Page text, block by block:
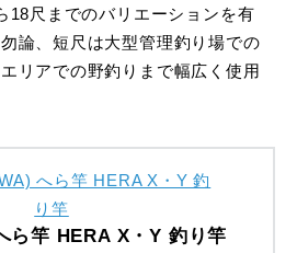
18尺までのバリエーションを有
論、短尺は大型管理釣り場での
リアでの野釣りまで幅広く使用
ら竿 HERA X・Y 釣り竿